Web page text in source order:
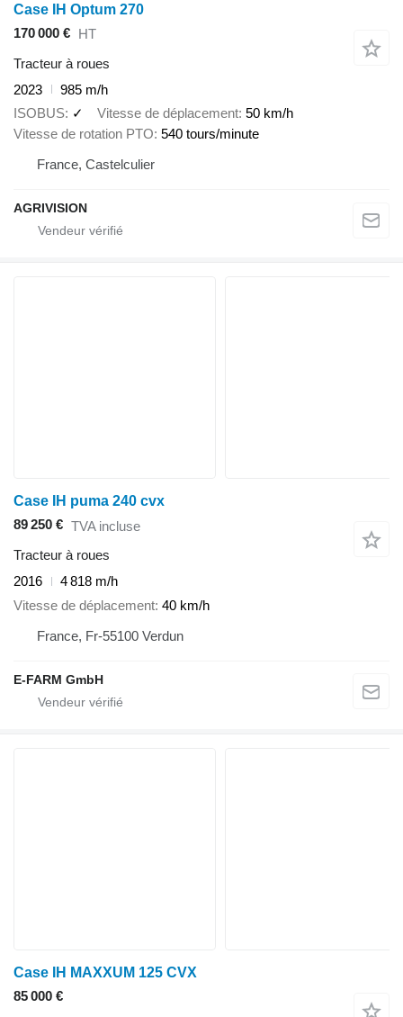
Case IH Optum 270
170 000 € HT
Tracteur à roues
2023
985 m/h
ISOBUS ✓ Vitesse de déplacement 50 km/h
Vitesse de rotation PTO 540 tours/minute
France, Castelculier
AGRIVISION
Case IH puma 240 cvx
89 250 € TVA incluse
Tracteur à roues
2016
4 818 m/h
Vitesse de déplacement 40 km/h
France, Fr-55100 Verdun
E-FARM GmbH
Case IH MAXXUM 125 CVX
85 000 €